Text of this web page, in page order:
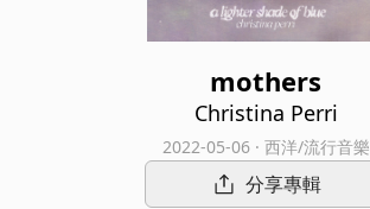
mothers
Christina Perri
2022-05-06 · 西洋/流行音樂
分享專輯